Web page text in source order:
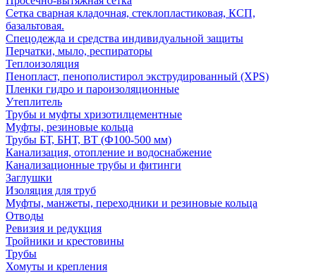
Сетка сварная кладочная, стеклопластиковая, КСП,
базальтовая.
Спецодежда и средства индивидуальной защиты
Перчатки, мыло, респираторы
Теплоизоляция
Пенопласт, пенополистирол экструдированный (XPS)
Пленки гидро и пароизоляционные
Утеплитель
Трубы и муфты хризотилцементные
Муфты, резиновые кольца
Трубы БТ, БНТ, ВТ (Ф100-500 мм)
Канализация, отопление и водоснабжение
Канализационные трубы и фитинги
Заглушки
Изоляция для труб
Муфты, манжеты, переходники и резиновые кольца
Отводы
Ревизия и редукция
Тройники и крестовины
Трубы
Хомуты и крепления